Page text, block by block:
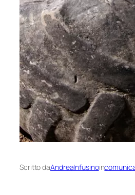
Scritto daAndreaInfusinoin